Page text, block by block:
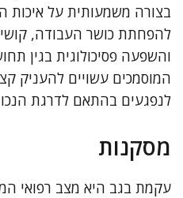
בצורה משמעותית על איכות
להפחתת כושר העבודה, קושי
והשפעה פסיכולוגית בגין
המוסמכים עשויים להעניק
לנפגעים בהתאם לדרגת
מסקנות
עקמת בגב היא מצב רפואי